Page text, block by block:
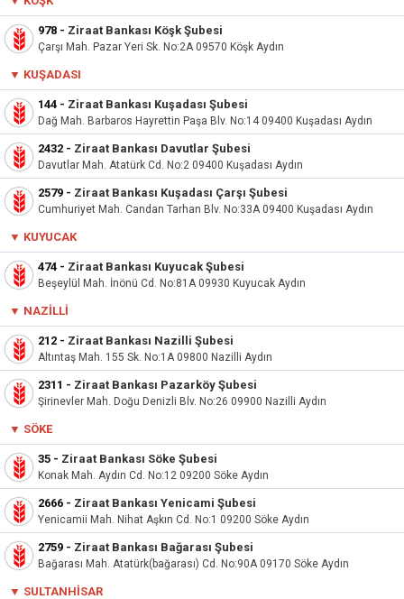
978 - Ziraat Bankası Köşk Şubesi
Çarşı Mah. Pazar Yeri Sk. No:2A 09570 Köşk Aydın
▼ KUŞADASI
144 - Ziraat Bankası Kuşadası Şubesi
Dağ Mah. Barbaros Hayrettin Paşa Blv. No:14 09400 Kuşadası Aydın
2432 - Ziraat Bankası Davutlar Şubesi
Davutlar Mah. Atatürk Cd. No:2 09400 Kuşadası Aydın
2579 - Ziraat Bankası Kuşadası Çarşı Şubesi
Cumhuriyet Mah. Candan Tarhan Blv. No:33A 09400 Kuşadası Aydın
▼ KUYUCAK
474 - Ziraat Bankası Kuyucak Şubesi
Beşeylül Mah. İnönü Cd. No:81A 09930 Kuyucak Aydın
▼ NAZILLI
212 - Ziraat Bankası Nazilli Şubesi
Altıntaş Mah. 155 Sk. No:1A 09800 Nazilli Aydın
2311 - Ziraat Bankası Pazarköy Şubesi
Şirinevler Mah. Doğu Denizli Blv. No:26 09900 Nazilli Aydın
▼ SÖKE
35 - Ziraat Bankası Söke Şubesi
Konak Mah. Aydın Cd. No:12 09200 Söke Aydın
2666 - Ziraat Bankası Yenicami Şubesi
Yenicamii Mah. Nihat Aşkın Cd. No:1 09200 Söke Aydın
2759 - Ziraat Bankası Bağarası Şubesi
Bağarası Mah. Atatürk(bağarası) Cd. No:90A 09170 Söke Aydın
▼ SULTANHISAR